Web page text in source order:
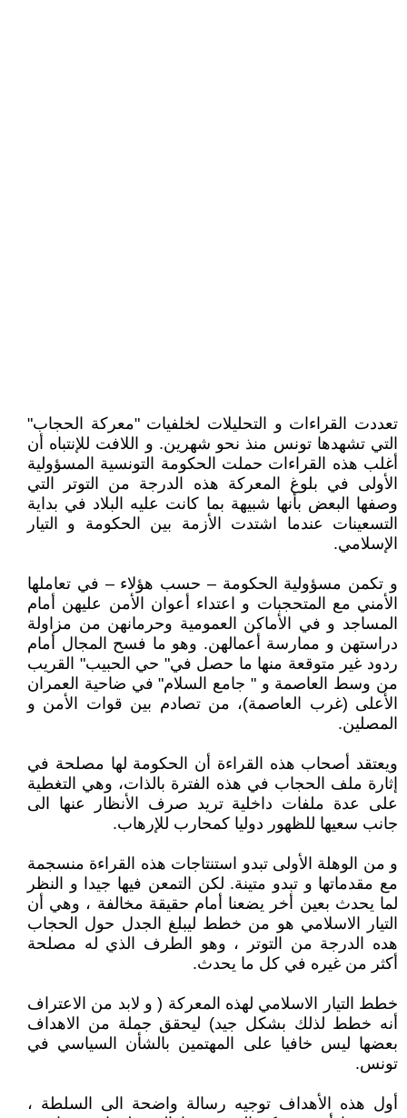
تعددت القراءات و التحليلات لخلفيات "معركة الحجاب"
التي تشهدها تونس منذ نحو شهرين. و اللافت للإنتباه أن
أغلب هذه القراءات حملت الحكومة التونسية المسؤولية
الأولى في بلوغ المعركة هذه الدرجة من التوتر التي
وصفها البعض بأنها شبيهة بما كانت عليه البلاد في بداية
التسعينات عندما اشتدت الأزمة بين الحكومة و التيار
الإسلامي.
و تكمن مسؤولية الحكومة – حسب هؤلاء – في تعاملها
الأمني مع المتحجبات و اعتداء أعوان الأمن عليهن أمام
المساجد و في الأماكن العمومية وحرمانهن من مزاولة
دراستهن و ممارسة أعمالهن. وهو ما فسح المجال أمام
ردود غير متوقعة منها ما حصل في" حي الحبيب" القريب
من وسط العاصمة و " جامع السلام" في ضاحية العمران
الأعلى (غرب العاصمة)، من تصادم بين قوات الأمن و
المصلين.
ويعتقد أصحاب هذه القراءة أن الحكومة لها مصلحة في
إثارة ملف الحجاب في هذه الفترة بالذات، وهي التغطية
على عدة ملفات داخلية تريد صرف الأنظار عنها الى
جانب سعيها للظهور دوليا كمحارب للإرهاب.
و من الوهلة الأولى تبدو استنتاجات هذه القراءة منسجمة
مع مقدماتها و تبدو متينة. لكن التمعن فيها جيدا و النظر
لما يحدث بعين أخر يضعنا أمام حقيقة مخالفة ، وهي أن
التيار الاسلامي هو من خطط ليبلغ الجدل حول الحجاب
هده الدرجة من التوتر ، وهو الطرف الذي له مصلحة
أكثر من غيره في كل ما يحدث.
خطط التيار الاسلامي لهذه المعركة ( و لابد من الاعتراف
أنه خطط لذلك بشكل جيد) ليحقق جملة من الاهداف
بعضها ليس خافيا على المهتمين بالشأن السياسي في
تونس.
أول هذه الأهداف توجيه رسالة واضحة الى السلطة ،